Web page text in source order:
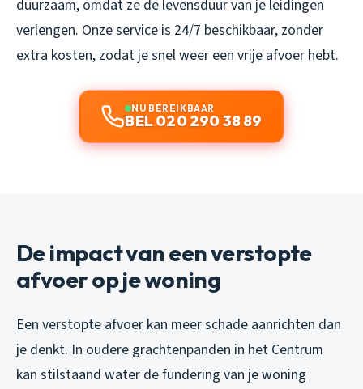
duurzaam, omdat ze de levensduur van je leidingen
verlengen. Onze service is 24/7 beschikbaar, zonder
extra kosten, zodat je snel weer een vrije afvoer hebt.
NU BEREIKBAAR
BEL 020 290 38 89
De impact van een verstopte
afvoer op je woning
Een verstopte afvoer kan meer schade aanrichten dan
je denkt. In oudere grachtenpanden in het Centrum
kan stilstaand water de fundering van je woning